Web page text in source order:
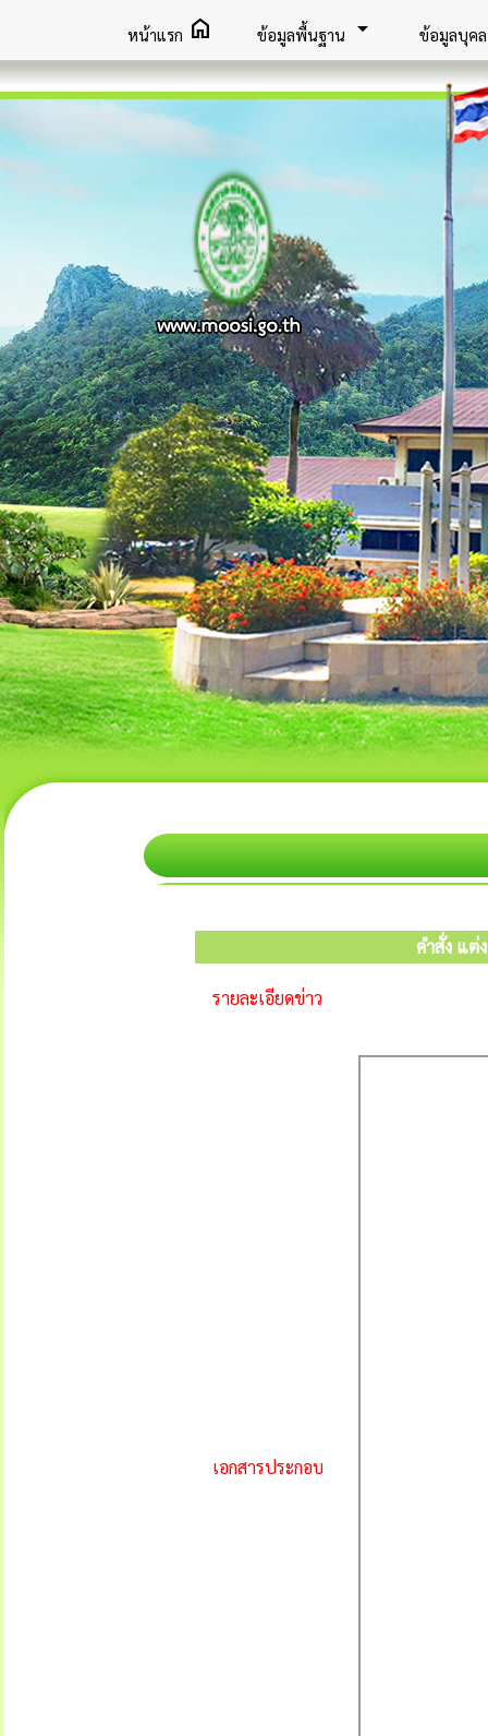
หน้าแรก home ข้อมูลพื้นฐาน arrow_drop_down ข้อมูลบุคล
คำสั่ง แต่
รายละเอียดข่าว
เอกสารประกอบ